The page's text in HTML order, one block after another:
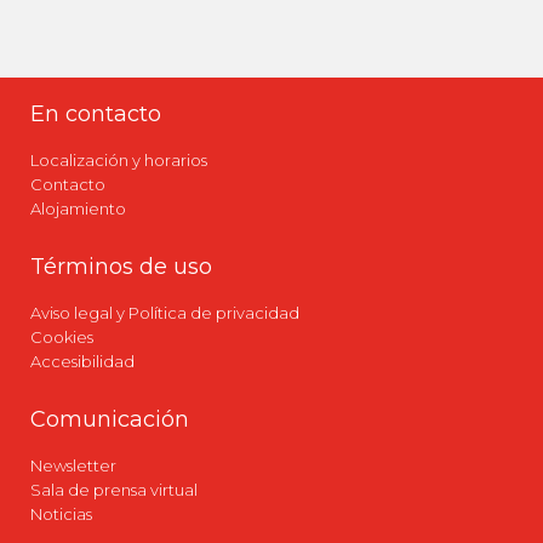
En contacto
Localización y horarios
Contacto
Alojamiento
Términos de uso
Aviso legal y Política de privacidad
Cookies
Accesibilidad
Comunicación
Newsletter
Sala de prensa virtual
Noticias